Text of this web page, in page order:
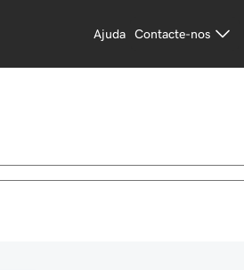
Ajuda Contacte-nos